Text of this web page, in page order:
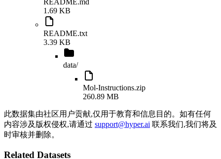
README.md
1.69 KB
README.txt
3.39 KB
data/
Mol-Instructions.zip
260.89 MB
此数据集由社区用户贡献,仅用于教育和信息目的。如有任何
内容涉及版权侵权,请通过 support@hyper.ai 联系我们,我们将及
时审核并删除。
Related Datasets